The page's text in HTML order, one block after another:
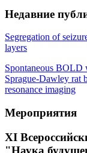
Недавние
Segregation of
layers
Spontaneous BOLD
Sprague-Dawley rat
resonance imaging
Мероприятия
XI
"Наука